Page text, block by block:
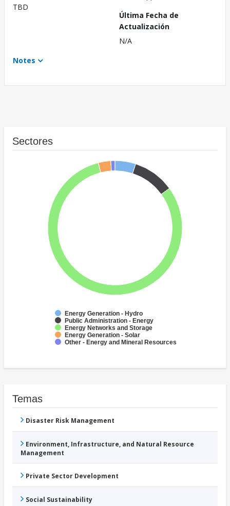
TBD
Última Fecha de
Actualización
N/A
Notes
Sectores
Energy Generation - Hydro
Public Administration - Energy
Energy Networks and Storage
Energy Generation - Solar
Other - Energy and Mineral Resources
Temas
Disaster Risk Management
Environment, Infrastructure, and Natural Resource
Management
Private Sector Development
Social Sustainability